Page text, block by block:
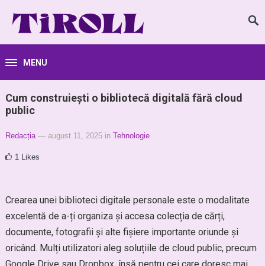
MENU
Cum construiești o bibliotecă digitală fără cloud
public
Redacția — august 11, 2025 in Tehnologie
1 Likes
Crearea unei biblioteci digitale personale este o modalitate
excelentă de a-ți organiza și accesa colecția de cărți,
documente, fotografii și alte fișiere importante oriunde și
oricând. Mulți utilizatori aleg soluțiile de cloud public, precum